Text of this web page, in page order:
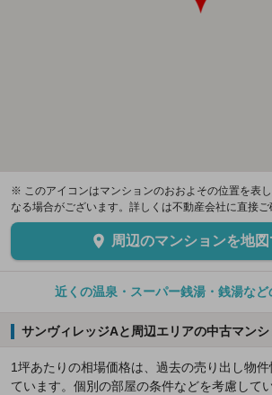
※ このアイコンはマンションのおおよその位置を表
なる場合がございます。詳しくは不動産会社に直接ご
周辺のマンションを地
近くの温泉・スーパー銭湯・銭湯など
サンヴィレッジAと周辺エリアの中古マン
1坪あたりの相場価格は、過去の売り出し物
ています。個別の部屋の条件などを考慮して